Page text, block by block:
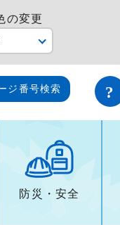
の変更
ジ番号検索
防災・安全